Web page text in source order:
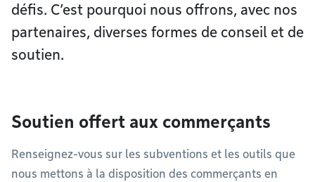
défis. C’est pourquoi nous offrons, avec nos
partenaires, diverses formes de conseil et de
soutien.
Soutien offert aux commerçants
Renseignez-vous sur les subventions et les outils que
nous mettons à la disposition des commerçants en